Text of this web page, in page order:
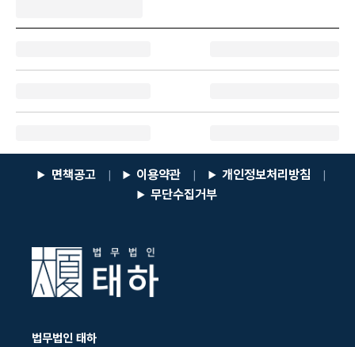
면책공고 | 이용약관 | 개인정보처리방침 |
무단수집거부
법무법인 태하